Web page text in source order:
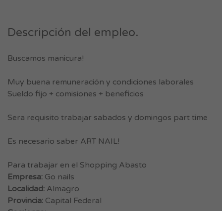
Descripción del empleo.
Buscamos manicura!
Muy buena remuneración y condiciones laborales
Sueldo fijo + comisiones + beneficios
Sera requisito trabajar sabados y domingos part time
Es necesario saber ART NAIL!
Para trabajar en el Shopping Abasto
Empresa: Go nails
Localidad: Almagro
Provincia: Capital Federal